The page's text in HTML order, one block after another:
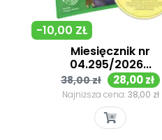
Miesięcznik nr
04.295/2026...
Cena
podstawowa
38,00 zł Cena
28,00 zł
Najniższa cena:38,00 zł
-10,00 ZŁ
Szybki podgląd